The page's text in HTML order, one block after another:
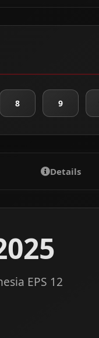
8 9
Details
EPS 12